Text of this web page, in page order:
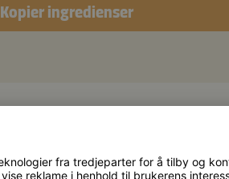
Kopier ingredienser